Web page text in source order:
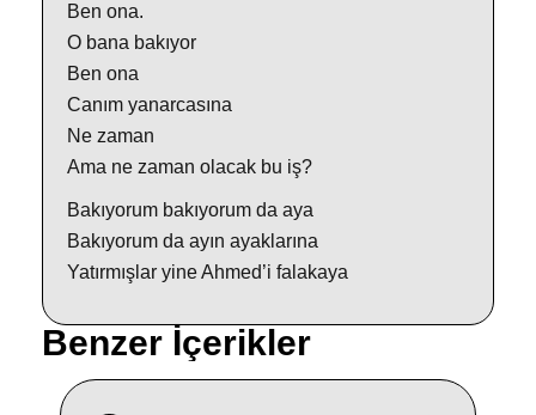
Ben ona.
O bana bakıyor
Ben ona
Canım yanarcasına
Ne zaman
Ama ne zaman olacak bu iş?
Bakıyorum bakıyorum da aya
Bakıyorum da ayın ayaklarına
Yatırmışlar yine Ahmed’i falakaya
Benzer İçerikler